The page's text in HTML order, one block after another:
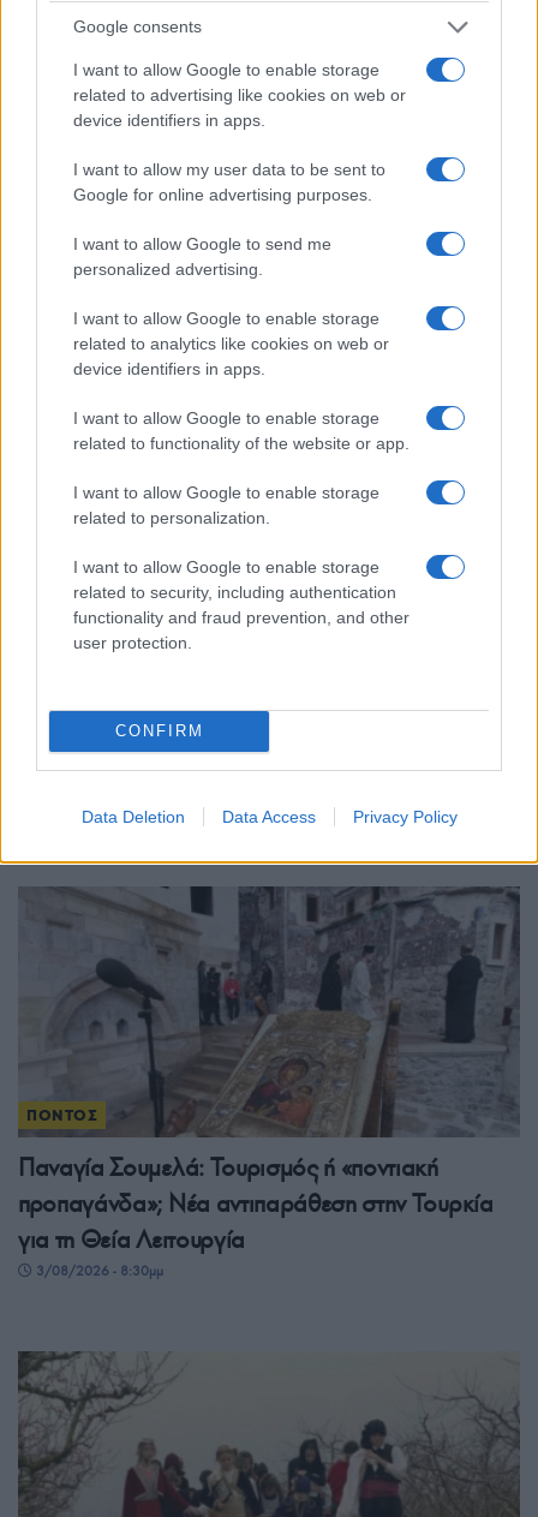
Google consents
I want to allow Google to enable storage
related to advertising like cookies on web or
device identifiers in apps.
I want to allow my user data to be sent to
Google for online advertising purposes.
I want to allow Google to send me
personalized advertising.
I want to allow Google to enable storage
related to analytics like cookies on web or
device identifiers in apps.
I want to allow Google to enable storage
related to functionality of the website or app.
I want to allow Google to enable storage
related to personalization.
I want to allow Google to enable storage
related to security, including authentication
functionality and fraud prevention, and other
user protection.
CONFIRM
Data Deletion Data Access Privacy Policy
Γιαϊλαλί: Ο δικηγόρος του καταγγέλλει νέα
«εφεύρεση» με επίκληση απορρήτου
4/08/2026 - 1:45μμ
ΠΟΝΤΟΣ
Γιάννης-Βασίλης Γιαϊλαλί: Κρίσιμη καμπή στη
δικαστική υπόθεσή του μετά την αναβολή της
συνάντησης για το καθεστώς ασύλου
ΠΟΝΤΟΣ
Παναγία Σουμελά: Τουρισμός ή «ποντιακή
προπαγάνδα»; Νέα αντιπαράθεση στην Τουρκία
για τη Θεία Λειτουργία
3/08/2026 - 8:30μμ